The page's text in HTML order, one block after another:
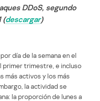
DDoS, segundo
(descargar)
día de la semana en el
primer trimestre, e incluso
más activos y los más
la actividad se
la proporción de lunes a